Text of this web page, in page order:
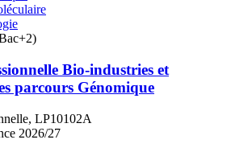
Bio-industries et
parcours Génomique
LP10102A
2026/27